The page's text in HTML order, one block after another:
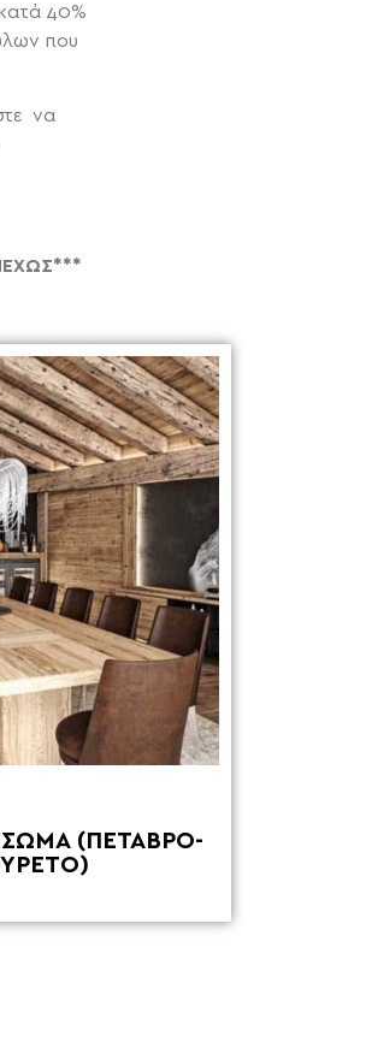
40%
που
να
(ΠΕΤΑΒΡΟ-